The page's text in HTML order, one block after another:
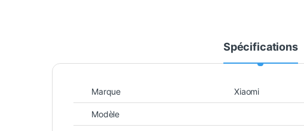
Spécifications
Marque Xiaomi
Modèle